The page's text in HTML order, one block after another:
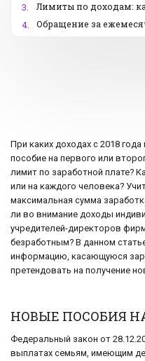
3.
Лимиты по доходам:
4.
Обращение за
При каких доходах с 2018
пособие на первого или
лимит по заработной плате?
или на каждого человека?
максимальная сумма
ли во внимание доходы
учредителей-директоров
безработным? В данном
информацию, касающуюся
претендовать на получение
НОВЫЕ ПОСОБИЯ
Федеральный закон от
выплатах семьям, имеющим